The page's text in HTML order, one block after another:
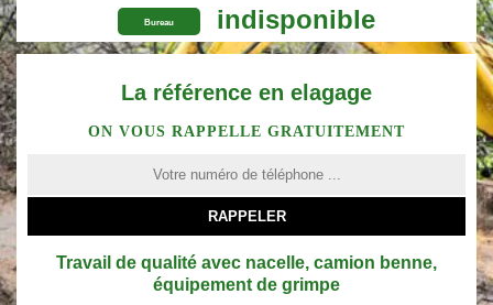
Bureau indisponible
La référence en elagage
ON VOUS RAPPELLE GRATUITEMENT
Travail de qualité avec nacelle, camion benne,
équipement de grimpe